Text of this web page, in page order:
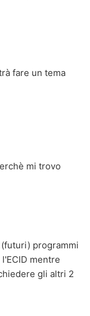
fare un tema
mi trovo
programmi
mentre
gli altri 2